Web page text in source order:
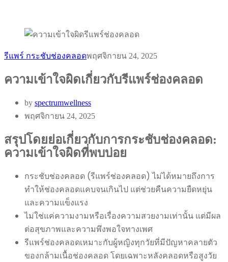
รีแพร์ กระชับช่องคลอดพฤศจิกายน 24, 2025
ความเข้าใจผิดเกี่ยวกับรีแพร์ช่องคลอด
by spectrumwellness
พฤศจิกายน 24, 2025
สรุปโดยย่อเกี่ยวกับการกระชับช่องคลอด:
ความเข้าใจผิดที่พบบ่อย
กระชับช่องคลอด (รีแพร์ช่องคลอด) ไม่ได้หมายถึงการ
ทำให้ช่องคลอดแคบจนเกินไป แต่ช่วยคืนความยืดหยุ่น
และความแข็งแรง
ไม่ใช่แค่ความงามหรือเรื่องความสวยงามเท่านั้น แต่มีผล
ต่อสุขภาพและความพึงพอใจทางเพศ
รีแพร์ช่องคลอดเหมาะกับผู้หญิงทุกวัยที่มีปัญหาคลายตัว
ของกล้ามเนื้อช่องคลอด โดยเฉพาะหลังคลอดหรือสูงวัย